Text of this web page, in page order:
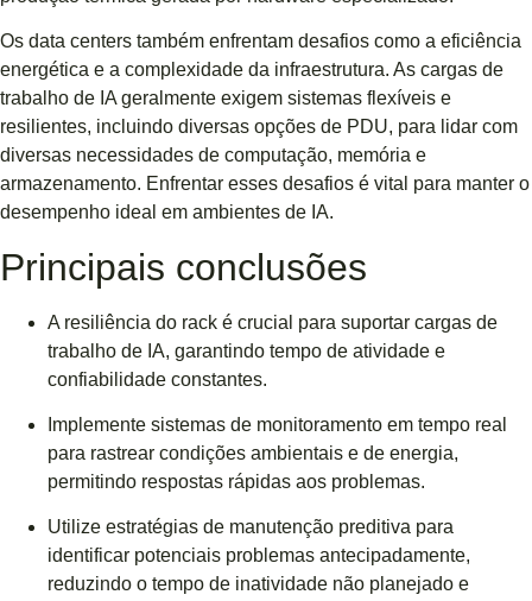
Os data centers também enfrentam desafios como a eficiência
energética e a complexidade da infraestrutura. As cargas de
trabalho de IA geralmente exigem sistemas flexíveis e
resilientes, incluindo diversas opções de PDU, para lidar com
diversas necessidades de computação, memória e
armazenamento. Enfrentar esses desafios é vital para manter o
desempenho ideal em ambientes de IA.
Principais conclusões
A resiliência do rack é crucial para suportar cargas de
trabalho de IA, garantindo tempo de atividade e
confiabilidade constantes.
Implemente sistemas de monitoramento em tempo real
para rastrear condições ambientais e de energia,
permitindo respostas rápidas aos problemas.
Utilize estratégias de manutenção preditiva para
identificar potenciais problemas antecipadamente,
reduzindo o tempo de inatividade não planejado e